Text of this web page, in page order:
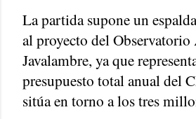
La partida supone un
al proyecto del
Javalambre, ya que
presupuesto total anual del
sitúa en torno a los tres